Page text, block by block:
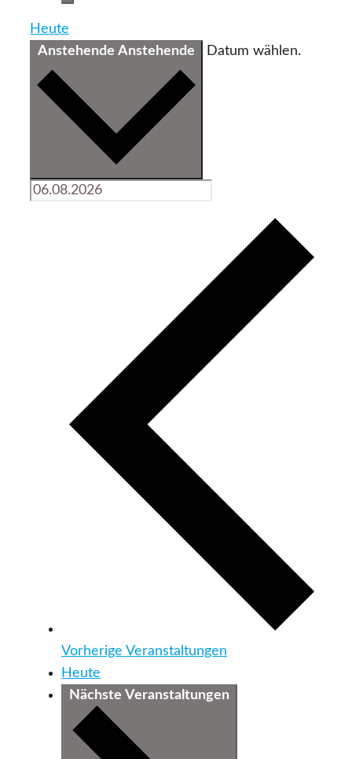
Heute
Anstehende Anstehende Datum wählen.
Vorherige Veranstaltungen
Heute
Nächste Veranstaltungen